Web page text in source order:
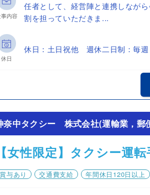
内容
任者として、経営陣と連携しなが
割を担っていただきま...
休日
休日：土日祝他 週休二日制：毎
奈中タクシー 株式会社(運輸業，郵
【女性限定】タクシー運
賞与あり 交通費支給 年間休日120日以上